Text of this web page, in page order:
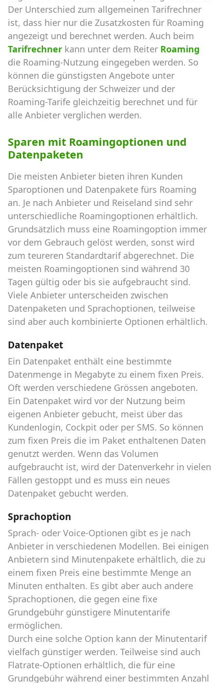
Der Unterschied zum allgemeinen Tarifrechner
ist, dass hier nur die Zusatzkosten für Roaming
angezeigt und berechnet werden. Auch beim
Tarifrechner kann unter dem Reiter Roaming
die Roaming-Nutzung eingegeben werden. So
können die günstigsten Angebote unter
Berücksichtigung der Schweizer und der
Roaming-Tarife gleichzeitig berechnet und für
alle Anbieter verglichen werden.
Sparen mit Roamingoptionen und
Datenpaketen
Die meisten Anbieter bieten ihren Kunden
Sparoptionen und Datenpakete fürs Roaming
an. Je nach Anbieter und Reiseland sind sehr
unterschiedliche Roamingoptionen erhältlich.
Grundsätzlich muss eine Roamingoption immer
vor dem Gebrauch gelöst werden, sonst wird
zum teureren Standardtarif abgerechnet. Die
meisten Roamingoptionen sind während 30
Tagen gültig oder bis sie aufgebraucht sind.
Viele Anbieter unterscheiden zwischen
Datenpaketen und Sprachoptionen, teilweise
sind aber auch kombinierte Optionen erhältlich.
Datenpaket
Ein Datenpaket enthält eine bestimmte
Datenmenge in Megabyte zu einem fixen Preis.
Oft werden verschiedene Grössen angeboten.
Ein Datenpaket wird vor der Nutzung beim
eigenen Anbieter gebucht, meist über das
Kundenlogin, Cockpit oder per SMS. So können
zum fixen Preis die im Paket enthaltenen Daten
genutzt werden. Wenn das Volumen
aufgebraucht ist, wird der Datenverkehr in vielen
Fällen gestoppt und es muss ein neues
Datenpaket gebucht werden.
Sprachoption
Sprach- oder Voice-Optionen gibt es je nach
Anbieter in verschiedenen Modellen. Bei einigen
Anbietern sind Minutenpakete erhältlich, die zu
einem fixen Preis eine bestimmte Menge an
Minuten enthalten. Es gibt aber auch andere
Sprachoptionen, die gegen eine fixe
Grundgebühr günstigere Minutentarife
ermöglichen.
Durch eine solche Option kann der Minutentarif
vielfach günstiger werden. Teilweise sind auch
Flatrate-Optionen erhältlich, die für eine
Grundgebühr während einer bestimmten Anzahl